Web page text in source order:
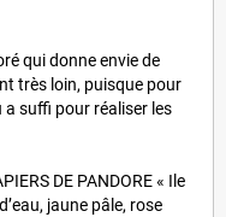
qui donne envie de
très loin, puisque pour
a suffi pour réaliser les
DE PANDORE « Ile
jaune pâle, rose